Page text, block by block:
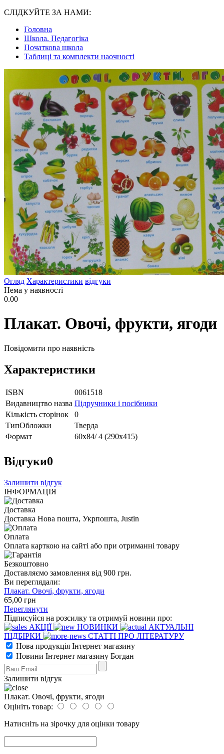
СЛІДКУЙТЕ ЗА НАМИ:
Головна
Школа. Педагогіка
Початкова школа
Таблиці та комплекти наочності
Огляд Характеристики відгуки
Нема у наявності
0.00
Плакат. Овочі, фрукти, ягоди
Повідомити про наявність
Характеристики
ISBN
0061518
Видавництво назва Підручники і посібники
Кількість сторінок
0
ТипОбложки
Тверда
Формат
60х84/ 4 (290х415)
Відгуки0
Залишити відгук
ІНФОРМАЦІЯ
Доставка
Доставка Нова пошта, Укрпошта, Justin
Оплата
Оплата карткою на сайті або при отриманні товару
Безкоштовно
Доставляємо замовлення від 900 грн.
Ви переглядали:
Плакат. Овочі, фрукти, ягоди
65,00 грн
Переглянути
Підписуйся на розсилку та отримуй новини про:
АКЦІЇ
НОВИНКИ
АКТУАЛЬНІ
ПІДБІРКИ
СТАТТІ ПРО ЛІТЕРАТУРУ
Нова продукція Інтернет магазину
Новини Інтернет магазину Богдан
Залишити відгук
Плакат. Овочі, фрукти, ягоди
Оцініть товар:
Натисніть на зірочку для оцінки товару